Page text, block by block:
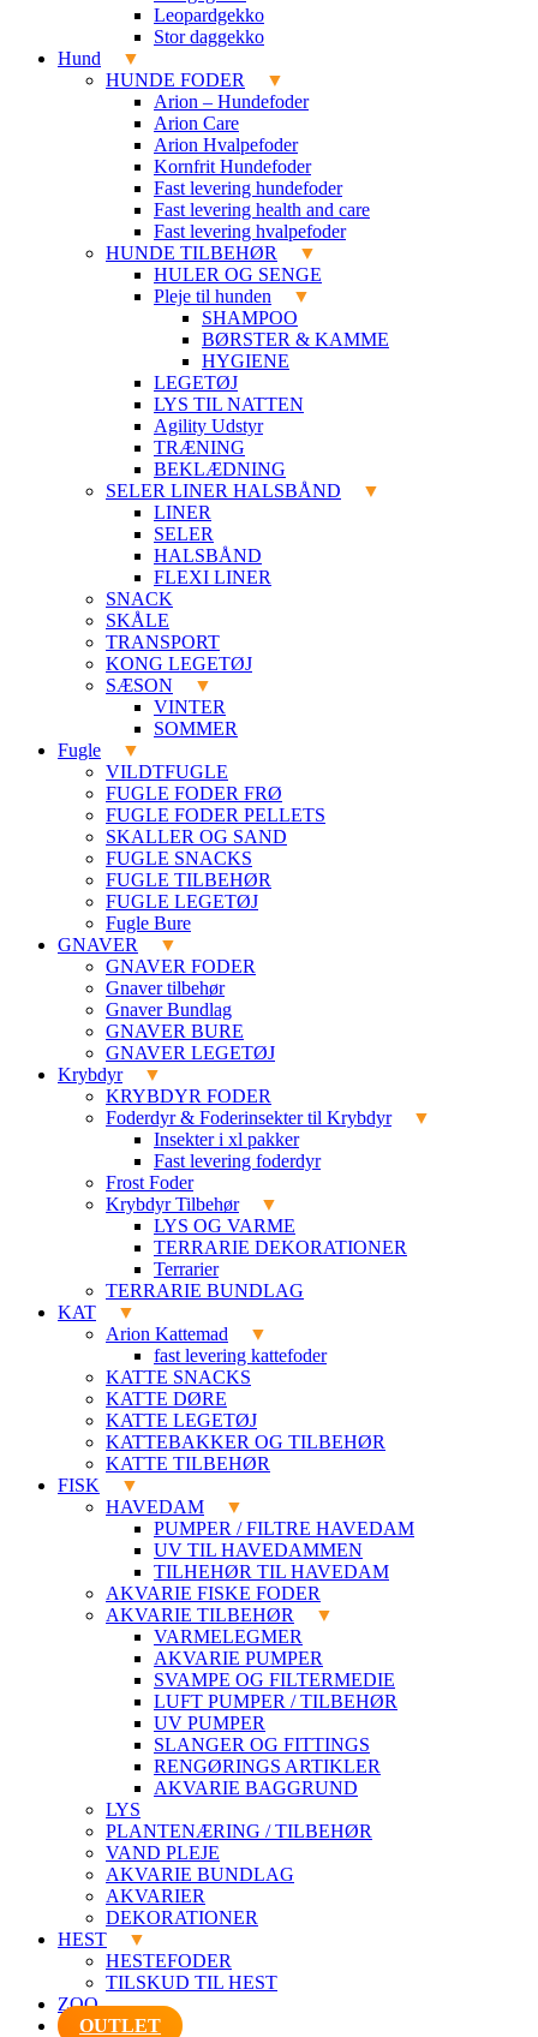
Leopardgekko
Stor daggekko
Hund
HUNDE FODER
Arion – Hundefoder
Arion Care
Arion Hvalpefoder
Kornfrit Hundefoder
Fast levering hundefoder
Fast levering health and care
Fast levering hvalpefoder
HUNDE TILBEHØR
HULER OG SENGE
Pleje til hunden
SHAMPOO
BØRSTER & KAMME
HYGIENE
LEGETØJ
LYS TIL NATTEN
Agility Udstyr
TRÆNING
BEKLÆDNING
SELER LINER HALSBÅND
LINER
SELER
HALSBÅND
FLEXI LINER
SNACK
SKÅLE
TRANSPORT
KONG LEGETØJ
SÆSON
VINTER
SOMMER
Fugle
VILDTFUGLE
FUGLE FODER FRØ
FUGLE FODER PELLETS
SKALLER OG SAND
FUGLE SNACKS
FUGLE TILBEHØR
FUGLE LEGETØJ
Fugle Bure
GNAVER
GNAVER FODER
Gnaver tilbehør
Gnaver Bundlag
GNAVER BURE
GNAVER LEGETØJ
Krybdyr
KRYBDYR FODER
Foderdyr & Foderinsekter til Krybdyr
Insekter i xl pakker
Fast levering foderdyr
Frost Foder
Krybdyr Tilbehør
LYS OG VARME
TERRARIE DEKORATIONER
Terrarier
TERRARIE BUNDLAG
KAT
Arion Kattemad
fast levering kattefoder
KATTE SNACKS
KATTE DØRE
KATTE LEGETØJ
KATTEBAKKER OG TILBEHØR
KATTE TILBEHØR
FISK
HAVEDAM
PUMPER / FILTRE HAVEDAM
UV TIL HAVEDAMMEN
TILHEHØR TIL HAVEDAM
AKVARIE FISKE FODER
AKVARIE TILBEHØR
VARMELEGMER
AKVARIE PUMPER
SVAMPE OG FILTERMEDIE
LUFT PUMPER / TILBEHØR
UV PUMPER
SLANGER OG FITTINGS
RENGØRINGS ARTIKLER
AKVARIE BAGGRUND
LYS
PLANTENÆRING / TILBEHØR
VAND PLEJE
AKVARIE BUNDLAG
AKVARIER
DEKORATIONER
HEST
HESTEFODER
TILSKUD TIL HEST
ZOO
OUTLET